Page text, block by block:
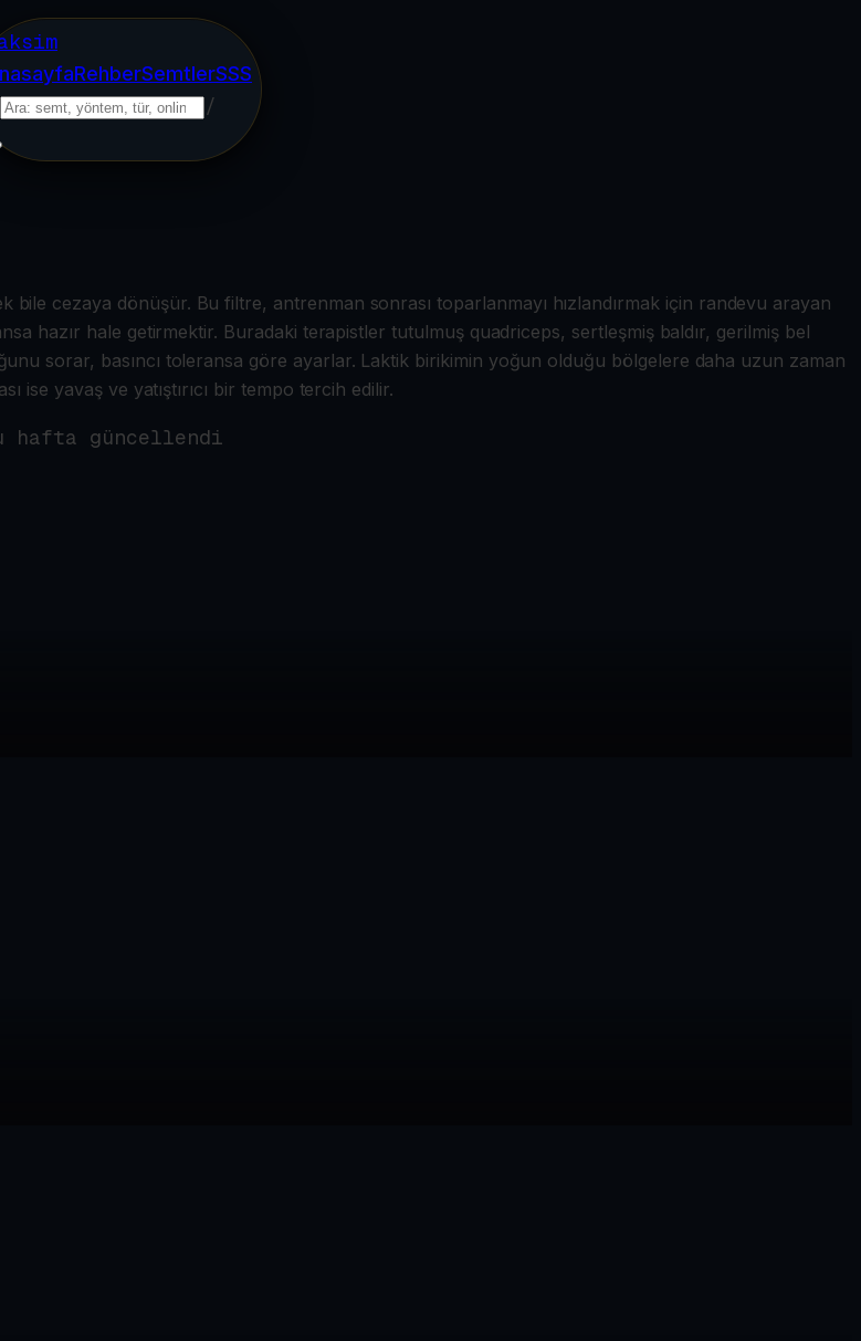
RehberSemtlerSSS
/
cezaya dönüşür. Bu filtre, antrenman sonrası toparlanmayı hızlandırmak için randevu arayan
hazır hale getirmektir. Buradaki terapistler tutulmuş quadriceps, sertleşmiş baldır, gerilmiş bel
sorar, basıncı toleransa göre ayarlar. Laktik birikimin yoğun olduğu bölgelere daha uzun zaman
ise yavaş ve yatıştırıcı bir tempo tercih edilir.
hafta güncellendi